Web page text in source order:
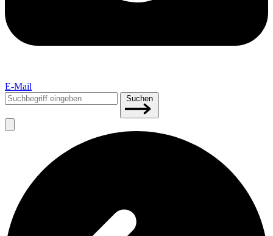
E-Mail
Suchen
nach:
Suchen